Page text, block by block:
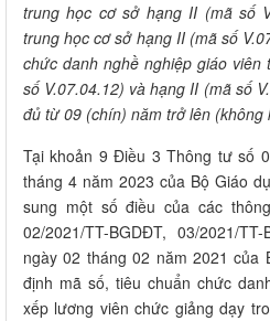
trung học cơ sở hạng II (mã số
trung học cơ sở hạng II (mã số
chức danh nghề nghiệp giáo
số V.07.04.12) và hạng II (mã số
đủ từ 09 (chín) năm trở lên (không
Tại khoản 9 Điều 3 Thông tư số
tháng 4 năm 2023 của Bộ Giáo
sung một số điều của các
02/2021/TT-BGDĐT, 03/2021/
ngày 02 tháng 02 năm 2021
định mã số, tiêu chuẩn chức
xếp lương viên chức giảng dạy